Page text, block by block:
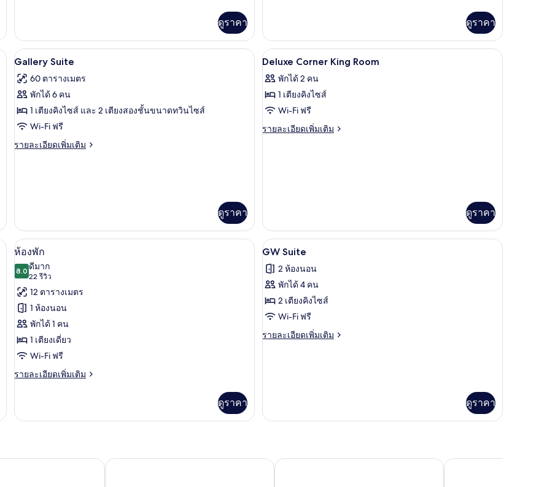
กับ
Deluxe
Queen
ดูราคา
เกี่ยว
กับ
ห้อง
สำหรับ
สี่
ดูราคา
ดวกในห้องพัก
เปิด
ภาพถ่าย
ทั้งหมด
ของ
Gallery
Suite
ตู้นิรภัยในห้องพัก, โต๊ะทำงาน, เตารีด/โต๊ะรีดผ้า, Wi-Fi ฟรี
5
Gallery Suite
60 ตารางเมตร
พักได้ 6 คน
1 เตียงคิงไซส์ และ 2 เตียงสองชั้นขนาดทวินไซส์
Wi-Fi ฟรี
รายละเอียดเพิ่มเติม
ราย
Suite
ดูราคา
เปิด
ภาพถ่าย
ทั้งหมด
ของ
Deluxe
ตู้นิรภัยในห้องพัก, โต๊ะทำงาน, เตารีด/โต๊ะรีดผ้
3
Deluxe Corner King Room
พักได้ 2 คน
1 เตียงคิงไซส์
Wi-Fi ฟรี
รายละเอียดเพิ่มเติม
ราย
Room
ดูราคา
รีด/โต๊ะรีดผ้า, Wi-Fi ฟรี
เปิด
ภาพถ่าย
ทั้งหมด
ของ
ห้อง
พัก
ตู้นิรภัยในห้องพัก, โต๊ะทำงาน, เตารีด/โต๊ะรีดผ้า, Wi-Fi ฟรี
4
ห้องพัก
8.08.0 จาก 10
ดีมาก
22 รีวิว
(22
รีวิว)
12 ตารางเมตร
1 ห้องนอน
พักได้ 1 คน
1 เตียงเดี่ยว
Wi-Fi ฟรี
รายละเอียดเพิ่มเติม
ราย
เกี่ยว
ดูราคา
เปิด
ภาพถ่าย
ทั้งหมด
ของ
GW
Suite
ฝักบัว, ของใช้ในห้องน้ำระดับพรีเมียม, ไดร์เป่า
5
GW Suite
2 ห้องนอน
พักได้ 4 คน
2 เตียงคิงไซส์
Wi-Fi ฟรี
รายละเอียดเพิ่มเติม
ราย
Suite
ดูราคา
อร์ก / เชลซี Motto โดย Hilton New York City Chelseaม็อกซี เอ็นวายซี ไทม์สแควร์ โรงแรมเอซ นิวยอร์ก